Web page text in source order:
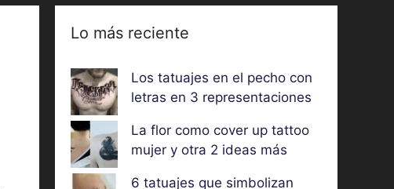
Lo más reciente
Los tatuajes en el pecho con
letras en 3 representaciones
La flor como cover up tattoo
mujer y otra 2 ideas más
6 tatuajes que simbolizan